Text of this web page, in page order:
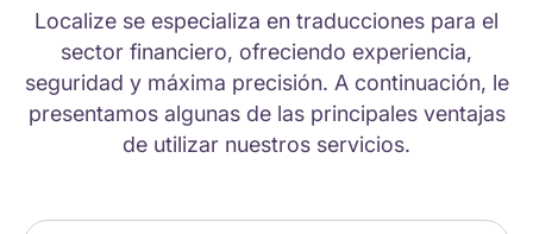
Localize se especializa en traducciones para el
sector financiero, ofreciendo experiencia,
seguridad y máxima precisión. A continuación, le
presentamos algunas de las principales ventajas
de utilizar nuestros servicios.